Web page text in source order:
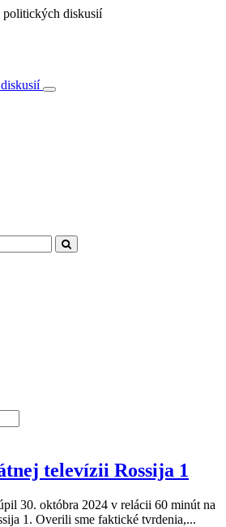
diskusií
televízii Rossija 1
30. októbra 2024 v relácii 60 minút na
1. Overili sme faktické tvrdenia,...